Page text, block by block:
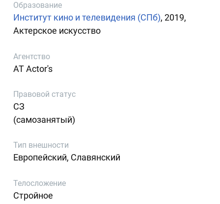
Образование
Институт кино и телевидения (СПб), 2019,
Актерское искусство
Агентство
AT Actor's
Правовой статус
СЗ
(самозанятый)
Тип внешности
Европейский, Славянский
Телосложение
Стройное